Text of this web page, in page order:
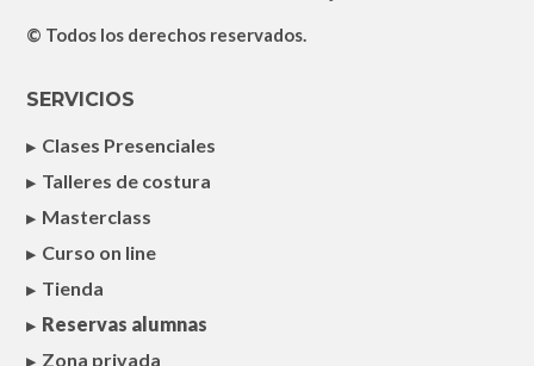
© Todos los derechos reservados.
SERVICIOS
Clases Presenciales
Talleres de costura
Masterclass
Curso on line
Tienda
Reservas alumnas
Zona privada